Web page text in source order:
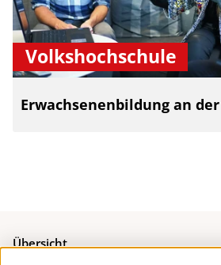
Volkshochschule
Erwachsenenbildung an der
Übersicht